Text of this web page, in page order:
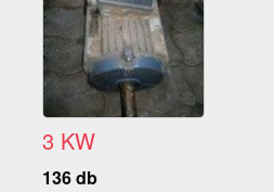
3 KW
136 db